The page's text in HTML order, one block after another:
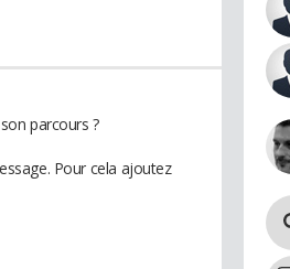
parcours ?
Pour cela ajoutez